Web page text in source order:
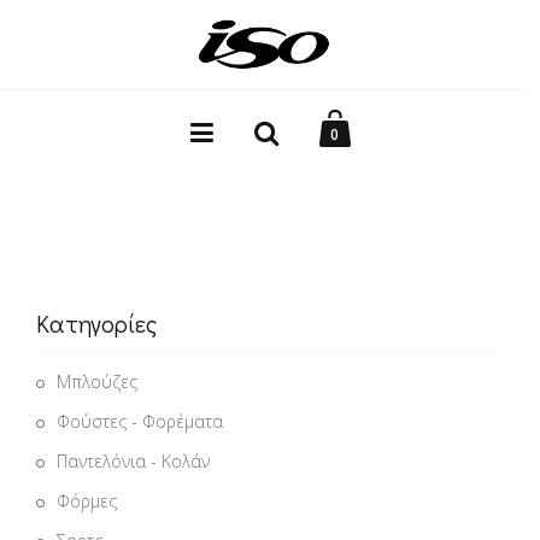
0
Κατηγορίες
Μπλούζες
Φούστες - Φορέματα
Παντελόνια - Κολάν
Φόρμες